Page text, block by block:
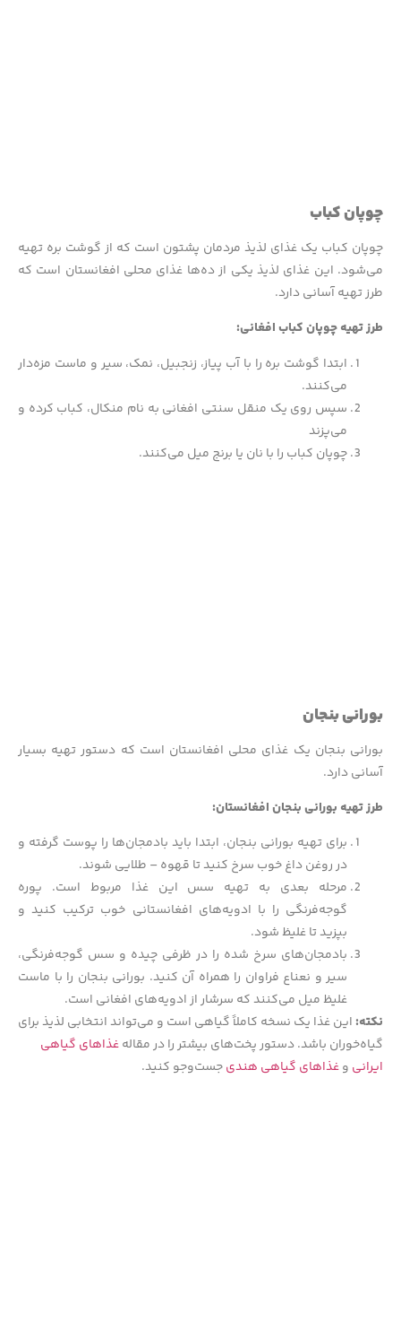
چوپان کباب
چوپان کباب یک غذای لذیذ مردمان پشتون است که از گوشت بره تهیه
می‌شود. این غذای لذیذ یکی از ده‌ها غذای محلی افغانستان است که
طرز تهیه آسانی دارد.
طرز تهیه چوپان کباب افغانی:
ابتدا گوشت بره را با آب پیاز، زنجبیل، نمک، سیر و ماست مزه‌دار
می‌کنند.
سپس روی یک منقل سنتی افغانی به نام منکال، کباب کرده و
می‌پزند
چوپان کباب را با نان یا برنج میل می‌کنند.
بورانی بنجان
بورانی بنجان یک غذای محلی افغانستان است که دستور تهیه بسیار
آسانی دارد.
طرز تهیه بورانی بنجان افغانستان:
برای تهیه بورانی بنجان، ابتدا باید بادمجان‌ها را پوست گرفته و
در روغن داغ خوب سرخ کنید تا قهوه – طلایی شوند.
مرحله بعدی به تهیه سس این غذا مربوط است. پوره
گوجه‌فرنگی را با ادویه‌های افغانستانی خوب ترکیب کنید و
بپزید تا غلیظ شود.
بادمجان‌های سرخ شده را در ظرفی چیده و سس گوجه‌فرنگی،
سیر و نعناع فراوان را همراه آن کنید. بورانی بنجان را با ماست
غلیظ میل می‌کنند که سرشار از ادویه‌های افغانی است.
نکته: این غذا یک نسخه کاملاً گیاهی است و می‌تواند انتخابی لذیذ برای
گیاه‌خوران باشد. دستور پخت‌های بیشتر را در مقالهغذاهای گیاهی
ایرانی وغذاهای گیاهی هندیجست‌وجو کنید.